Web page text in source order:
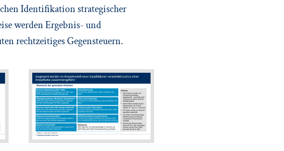
Identifikation strategischer
werden Ergebnis- und
rechtzeitiges Gegensteuern.